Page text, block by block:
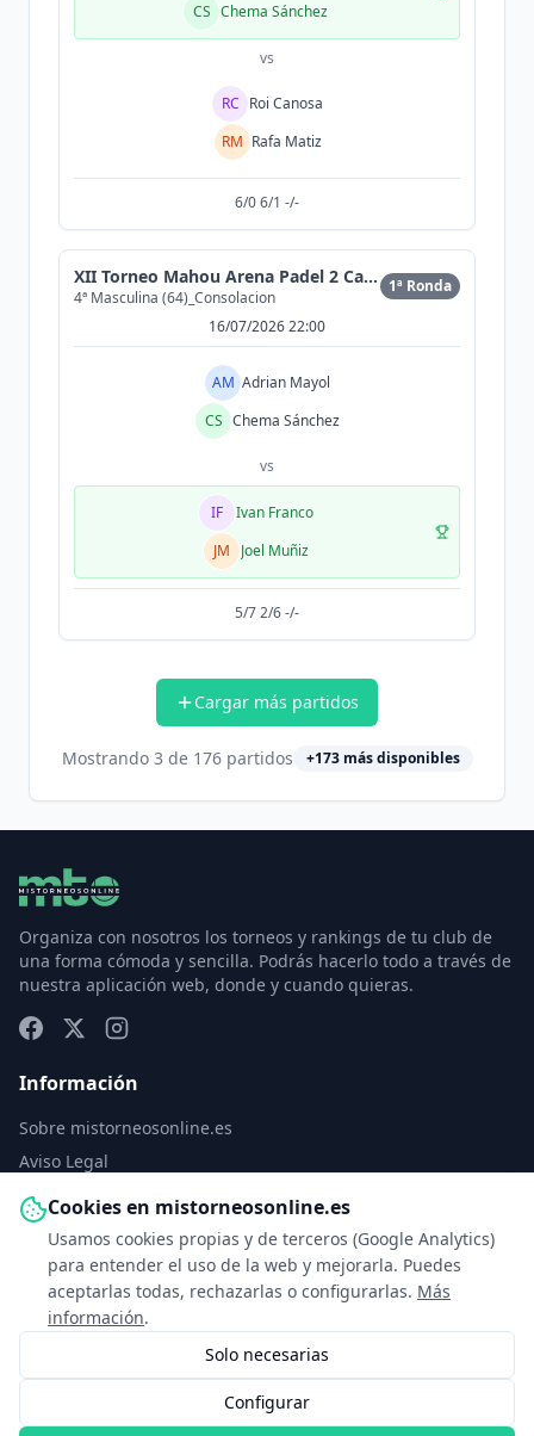
Cookies en mistorneosonline.es
Usamos cookies propias y de terceros (Google Analytics)
para entender el uso de la web y mejorarla. Puedes
aceptarlas todas, rechazarlas o configurarlas. Más
información.
Solo necesarias
Configurar
CS Chema Sánchez
vs
RC Roi Canosa
RM Rafa Matiz
6/0 6/1 -/-
XII Torneo Mahou Arena Padel 2 Cat (300MAX)
4ª Masculina (64)_Consolacion
1ª Ronda
16/07/2026 22:00
AM Adrian Mayol
CS Chema Sánchez
vs
IF
Ivan Franco
JM
Joel Muñiz
5/7 2/6 -/-
Cargar más partidos
Mostrando 3 de 176partidos +173más disponibles
Organiza con nosotros los torneos y rankings de tu club de
una forma cómoda y sencilla. Podrás hacerlo todo a través de
nuestra aplicación web, donde y cuando quieras.
Información
Sobre mistorneosonline.es
Aviso Legal
Política de Privacidad
Política de Cookies
Configurar cookies
Contacto
info@mistorneosonline.es